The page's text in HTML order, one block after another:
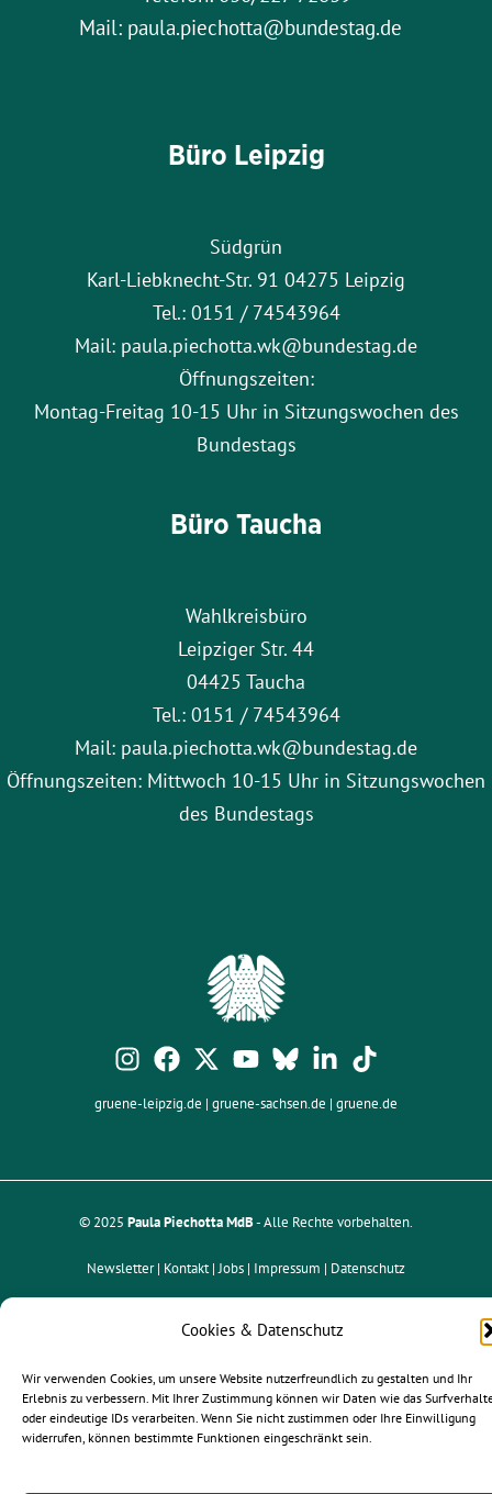
Cookies & Datenschutz
Wir verwenden Cookies, um unsere Website nutzerfreundlich zu gestalten und Ihr
Erlebnis zu verbessern. Mit Ihrer Zustimmung können wir Daten wie das
oder eindeutige IDs verarbeiten. Wenn Sie nicht zustimmen oder Ihre Einwilligung
widerrufen, können bestimmte Funktionen eingeschränkt sein.
Mail: paula.piechotta@bundestag.de
Büro Leipzig
Südgrün
Karl-Liebknecht-Str. 91 04275 Leipzig
Tel.: 0151 / 74543964
Mail: paula.piechotta.wk@bundestag.de
Öffnungszeiten:
Montag-Freitag 10-15 Uhr in Sitzungswochen des
Bundestags
Büro Taucha
Wahlkreisbüro
Leipziger Str. 44
04425 Taucha
Tel.: 0151 / 74543964
Mail: paula.piechotta.wk@bundestag.de
Öffnungszeiten: Mittwoch 10-15 Uhr in Sitzungswochen
des Bundestags
gruene-leipzig.de | gruene-sachsen.de | gruene.de
© 2025 Paula Piechotta MdB- Alle Rechte vorbehalten.
Newsletter | Kontakt| Jobs | Impressum | Datenschutz